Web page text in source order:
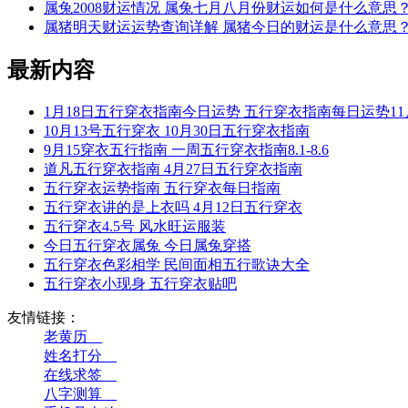
属兔2008财运情况 属兔七月八月份财运如何是什么意思？
属猪明天财运运势查询详解 属猪今日的财运是什么意思？
最新内容
1月18日五行穿衣指南今日运势 五行穿衣指南每日运势11
10月13号五行穿衣 10月30日五行穿衣指南
9月15穿衣五行指南 一周五行穿衣指南8.1-8.6
道凡五行穿衣指南 4月27日五行穿衣指南
五行穿衣运势指南 五行穿衣每日指南
五行穿衣讲的是上衣吗 4月12日五行穿衣
五行穿衣4.5号 风水旺运服装
今日五行穿衣属兔 今日属兔穿搭
五行穿衣色彩相学 民间面相五行歌诀大全
五行穿衣小现身 五行穿衣贴吧
友情链接：
老黄历__
姓名打分__
在线求签__
八字测算__